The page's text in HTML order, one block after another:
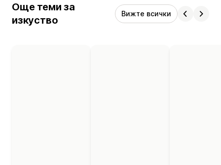
Още теми за
изкуство
Вижте всички